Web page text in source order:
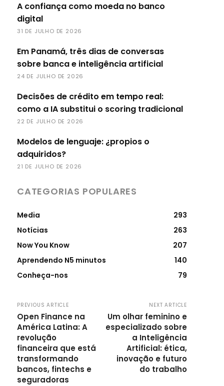
A confiança como moeda no banco
digital
31 DE JULHO DE 2026
Em Panamá, três dias de conversas
sobre banca e inteligência artificial
24 DE JULHO DE 2026
Decisões de crédito em tempo real:
como a IA substitui o scoring tradicional
22 DE JULHO DE 2026
Modelos de lenguaje: ¿propios o
adquiridos?
21 DE JULHO DE 2026
CATEGORIAS POPULARES
Media
293
Notícias
263
Now You Know
207
Aprendendo N5 minutos
140
Conheça-nos
79
PREVIOUS ARTICLE
Open Finance na
América Latina: A
revolução
financeira que está
transformando
bancos, fintechs e
seguradoras
NEXT ARTICLE
Um olhar feminino e
especializado sobre
a Inteligência
Artificial: ética,
inovação e futuro
do trabalho